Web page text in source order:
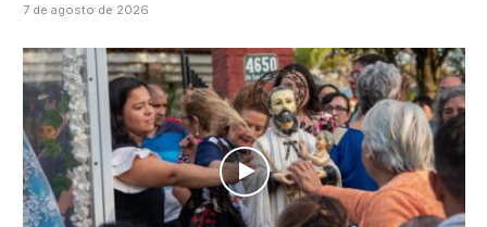
7 de agosto de 2026